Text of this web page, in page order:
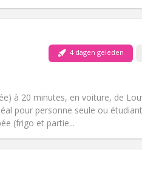
4 dagen geleden
à 20 minutes, en voiture, de
pour personne seule ou
(frigo et partie...
Andere
Sfeer:Rustig
Huisdieren:Nee